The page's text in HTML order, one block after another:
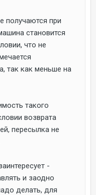
получаются при
становится
что не
так как меньше на
такого
возврата
пересылка не
-
и заодно
делать, для